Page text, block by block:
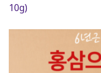
10g)